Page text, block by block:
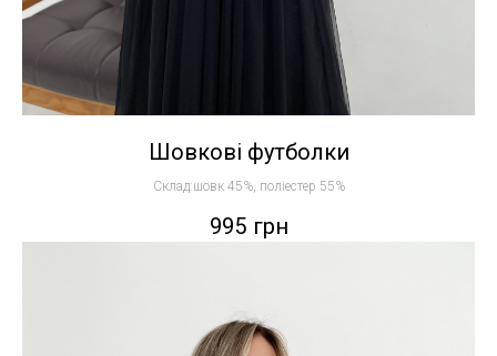
Шовкові футболки
Склад:шовк 45%, поліестер 55%
995 грн